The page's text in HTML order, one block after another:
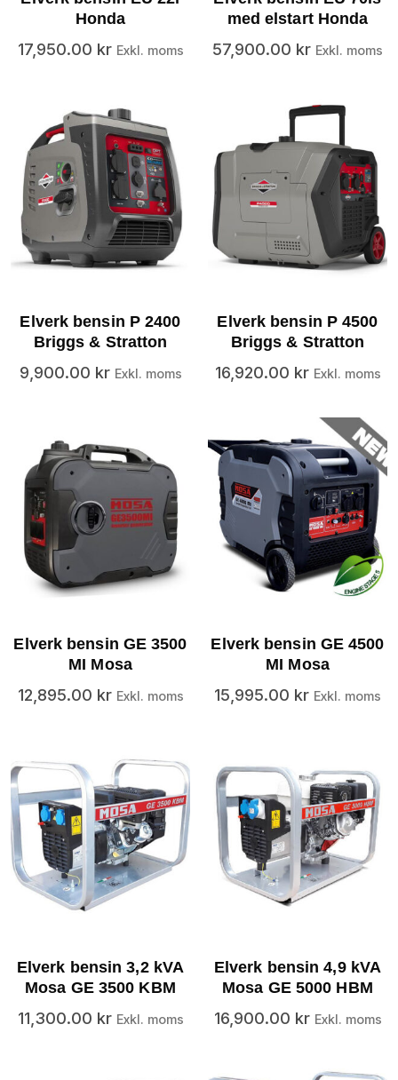
Honda
17,950.00 kr Exkl. moms
med elstart Honda
57,900.00 kr Exkl. moms
Elverk bensin P 2400
Briggs & Stratton
9,900.00 kr Exkl. moms
Elverk bensin P 4500
Briggs & Stratton
16,920.00 kr Exkl. moms
Elverk bensin GE 3500
MI Mosa
12,895.00 kr Exkl. moms
Elverk bensin GE 4500
MI Mosa
15,995.00 kr Exkl. moms
Elverk bensin 3,2 kVA
Mosa GE 3500 KBM
11,300.00 kr Exkl. moms
Elverk bensin 4,9 kVA
Mosa GE 5000 HBM
16,900.00 kr Exkl. moms